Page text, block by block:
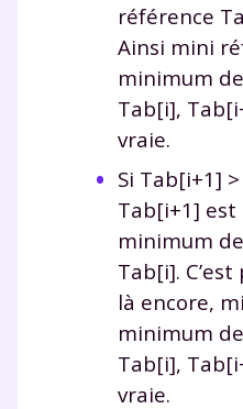
référence
Ainsi mini
minimum de
Tab[i],
vraie.
Si Tab[i+1] >
Tab[i+1] est
minimum de
Tab[i].
là encore,
minimum de
Tab[i],
vraie.